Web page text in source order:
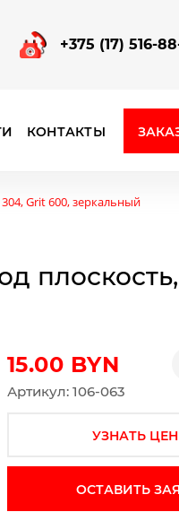
+375 (17) 516-
КОНТАКТЫ
Grit 600, зеркальный
15.00 BYN
Артикул: 106-063
УЗНАТЬ
ОСТАВИТЬ